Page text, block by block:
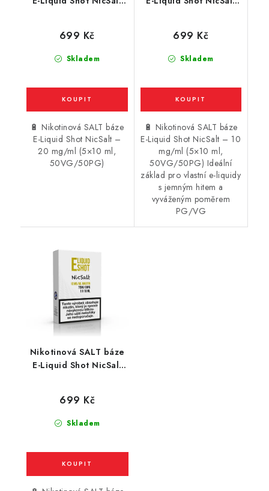
Skladem
699 Kč
🔋 Nikotinová SALT báze
E-Liquid Shot NicSalt –
20 mg/ml (5×10 ml,
50VG/50PG)
Skladem
699 Kč
🔋 Nikotinová SALT báze
E-Liquid Shot NicSalt – 10
mg/ml (5×10 ml,
50VG/50PG) Ideální
základ pro vlastní e-liquidy
s jemným hitem a
vyváženým poměrem
PG/VG
Nikotinová SALT báze
E-Liquid Shot NicSalt
Skladem
699 Kč